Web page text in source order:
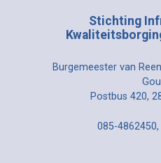
Stichting
Burgemeester van
Postbus 420,
085-4862450,